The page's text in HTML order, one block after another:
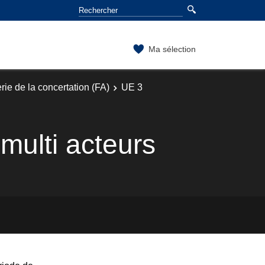
Ma sélection
de la concertation (FA)
UE 3
acteurs